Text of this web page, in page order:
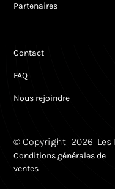
Partenaires
Contact
FAQ
Nous rejoindre
© Copyright 2026
Conditions générales de
ventes